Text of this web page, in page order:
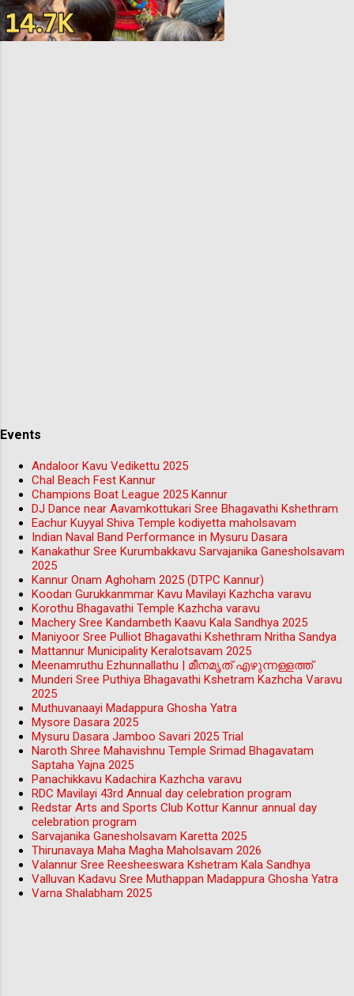
Events
Andaloor Kavu Vedikettu 2025
Chal Beach Fest Kannur
Champions Boat League 2025 Kannur
DJ Dance near Aavamkottukari Sree Bhagavathi Kshethram
Eachur Kuyyal Shiva Temple kodiyetta maholsavam
Indian Naval Band Performance in Mysuru Dasara
Kanakathur Sree Kurumbakkavu Sarvajanika Ganesholsavam
2025
Kannur Onam Aghoham 2025 (DTPC Kannur)
Koodan Gurukkanmmar Kavu Mavilayi Kazhcha varavu
Korothu Bhagavathi Temple Kazhcha varavu
Machery Sree Kandambeth Kaavu Kala Sandhya 2025
Maniyoor Sree Pulliot Bhagavathi Kshethram Nritha Sandya
Mattannur Municipality Keralotsavam 2025
Meenamruthu Ezhunnallathu | മീനമൃത് എഴുന്നള്ളത്ത്
Munderi Sree Puthiya Bhagavathi Kshetram Kazhcha Varavu
2025
Muthuvanaayi Madappura Ghosha Yatra
Mysore Dasara 2025
Mysuru Dasara Jamboo Savari 2025 Trial
Naroth Shree Mahavishnu Temple Srimad Bhagavatam
Saptaha Yajna 2025
Panachikkavu Kadachira Kazhcha varavu
RDC Mavilayi 43rd Annual day celebration program
Redstar Arts and Sports Club Kottur Kannur annual day
celebration program
Sarvajanika Ganesholsavam Karetta 2025
Thirunavaya Maha Magha Maholsavam 2026
Valannur Sree Reesheeswara Kshetram Kala Sandhya
Valluvan Kadavu Sree Muthappan Madappura Ghosha Yatra
Varna Shalabham 2025